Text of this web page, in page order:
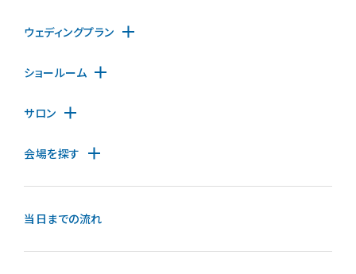
ウェディングプラン
ショールーム
サロン
会場を探す
当日までの流れ